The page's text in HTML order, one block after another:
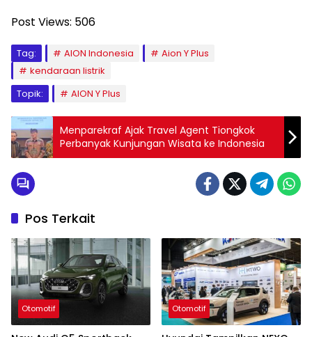
Post Views: 506
Tag: AION Indonesia
Aion Y Plus
kendaraan listrik
Topik:
AION Y Plus
Menparekraf Ajak Travel Agent Tiongkok
Perbanyak Kunjungan Wisata ke Indonesia
Pos Terkait
Otomotif Otomotif